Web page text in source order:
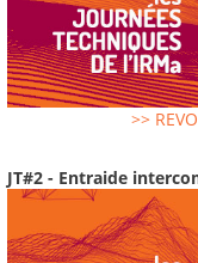
>>
JT#2 - Entraide